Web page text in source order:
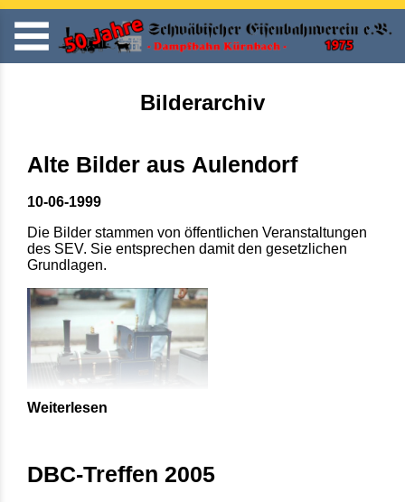
Bilderarchiv
Alte Bilder aus Aulendorf
10-06-1999
Die Bilder stammen von öffentlichen Veranstaltungen
des SEV. Sie entsprechen damit den gesetzlichen
Grundlagen.
Weiterlesen
DBC-Treffen 2005